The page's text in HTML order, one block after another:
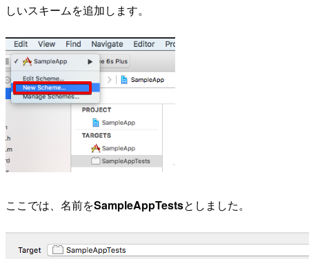
しいスキームを追加します。
ここでは、名前をSampleAppTestsとしました。